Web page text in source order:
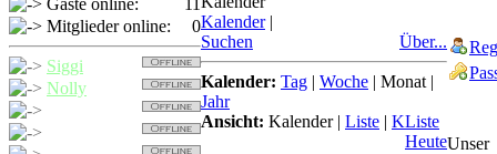
Gäste online:
11
Mitglieder online:
0
Siggi
Nolly
Kalender |
Suchen
Über...
Kalender: Tag | Woche | Monat |
Jahr
Ansicht: Kalender| Liste | KListe
HeuteUnser